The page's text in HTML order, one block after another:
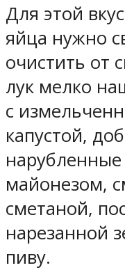
Для этой
яйца нужно
очистить от
лук мелко
с
капустой,
майонезом,
сметаной,
нарезанной
пиву.